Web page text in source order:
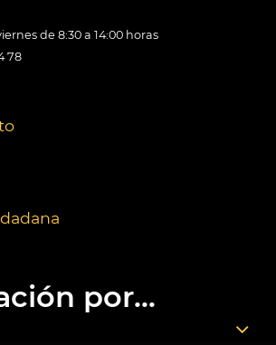
de 8:30 a 14:00 horas
78
por...